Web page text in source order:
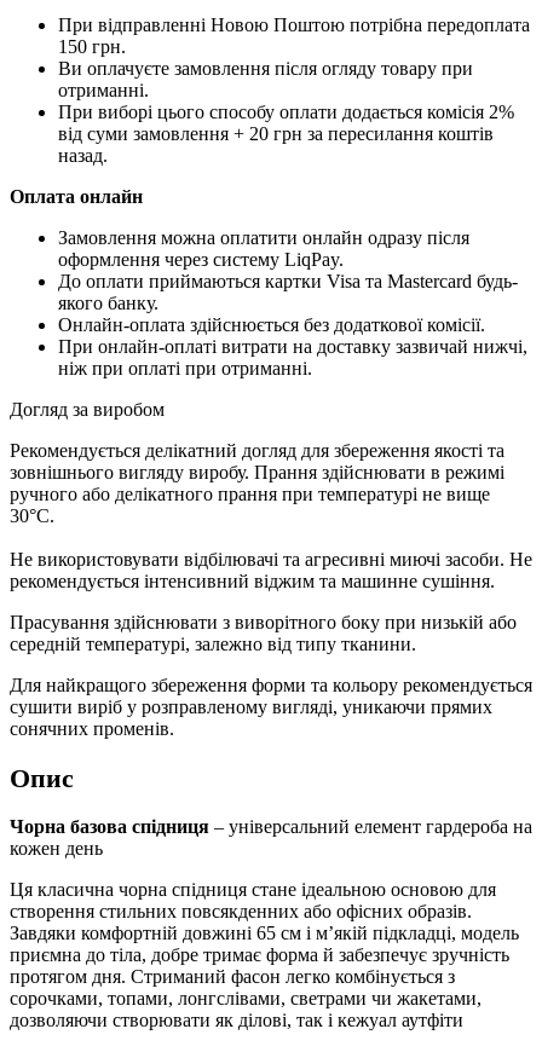
При відправленні Новою Поштою потрібна передоплата
150 грн.
Ви оплачуєте замовлення після огляду товару при
отриманні.
При виборі цього способу оплати додається комісія 2%
від суми замовлення + 20 грн за пересилання коштів
назад.
Оплата онлайн
Замовлення можна оплатити онлайн одразу після
оформлення через систему LiqPay.
До оплати приймаються картки Visa та Mastercard будь-
якого банку.
Онлайн-оплата здійснюється без додаткової комісії.
При онлайн-оплаті витрати на доставку зазвичай нижчі,
ніж при оплаті при отриманні.
Догляд за виробом
Рекомендується делікатний догляд для збереження якості та
зовнішнього вигляду виробу. Прання здійснювати в режимі
ручного або делікатного прання при температурі не вище
30°C.
Не використовувати відбілювачі та агресивні миючі засоби. Не
рекомендується інтенсивний віджим та машинне сушіння.
Прасування здійснювати з виворітного боку при низькій або
середній температурі, залежно від типу тканини.
Для найкращого збереження форми та кольору рекомендується
сушити виріб у розправленому вигляді, уникаючи прямих
сонячних променів.
Опис
Чорна базова спідниця – універсальний елемент гардероба на
кожен день
Ця класична чорна спідниця стане ідеальною основою для
створення стильних повсякденних або офісних образів.
Завдяки комфортній довжині 65 см і м’якій підкладці, модель
приємна до тіла, добре тримає форма й забезпечує зручність
протягом дня. Стриманий фасон легко комбінується з
сорочками, топами, лонгслівами, светрами чи жакетами,
дозволяючи створювати як ділові, так і кежуал аутфіти